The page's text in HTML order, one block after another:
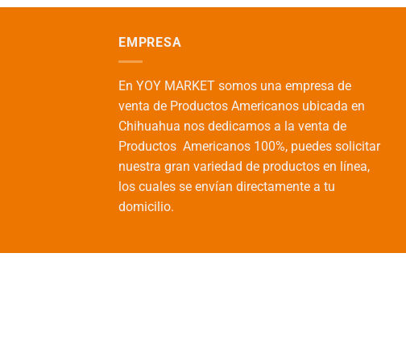
EMPRESA
En YOY MARKET somos una empresa de
venta de Productos Americanos ubicada en
Chihuahua nos dedicamos a la venta de
Productos Americanos 100%, puedes solicitar
nuestra gran variedad de productos en línea,
los cuales se envían directamente a tu
domicilio.